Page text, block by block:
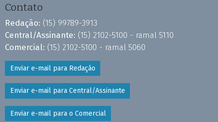
Contato
Redação: (15) 99789-3913
Central/Assinante: (15) 2102-5100 - ramal 5110
Comercial: (15) 2102-5100 - ramal 5060
Enviar e-mail para Redação
Enviar e-mail para Central/Assinante
Enviar e-mail para o Comercial